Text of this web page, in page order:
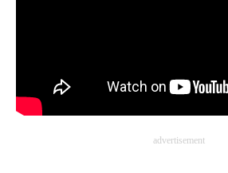
advertisement